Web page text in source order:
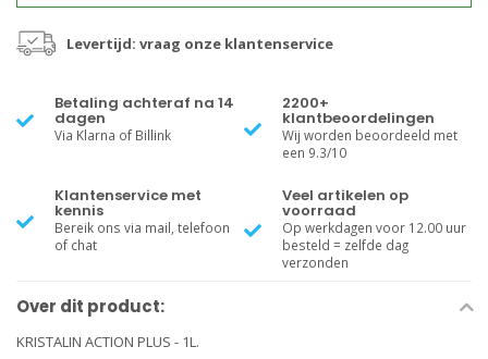
Levertijd: vraag onze klantenservice
Betaling achteraf na 14
dagen
Via Klarna of Billink
2200+
klantbeoordelingen
Wij worden beoordeeld met
een 9.3/10
Klantenservice met
kennis
Bereik ons via mail, telefoon
of chat
Veel artikelen op
voorraad
Op werkdagen voor 12.00 uur
besteld = zelfde dag
verzonden
Over dit product:
KRISTALIN ACTION PLUS - 1L.